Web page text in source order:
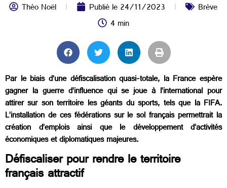
Théo Noël Publié le24/11/2023
Brève
4 min
Par le biais d’une défiscalisation quasi-totale, la France espère
gagner la guerre d’influence qui se joue à l’international pour
attirer sur son territoire les géants du sports, tels que la FIFA.
L’installation de ces fédérations sur le sol français permettrait la
création d’emplois ainsi que le développement d’activités
économiques et diplomatiques majeures.
Défiscaliser pour rendre le territoire
français attractif